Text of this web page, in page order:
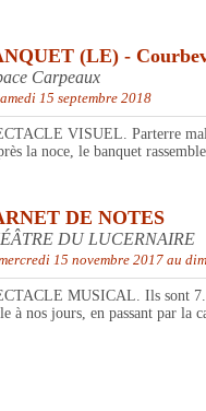
(LE) -
Carpeaux
15 septembre 2018
VISUEL. Parterre mal
la noce, le banquet
DE NOTES
DU LUCERNAIRE
15 novembre 2017 au
MUSICAL. Ils sont 7.
à nos jours, en passant par la